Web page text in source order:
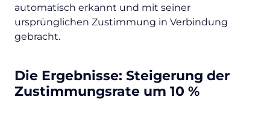
automatisch erkannt und mit seiner
ursprünglichen Zustimmung in Verbindung
gebracht.
Die Ergebnisse: Steigerung der
Zustimmungsrate um 10 %